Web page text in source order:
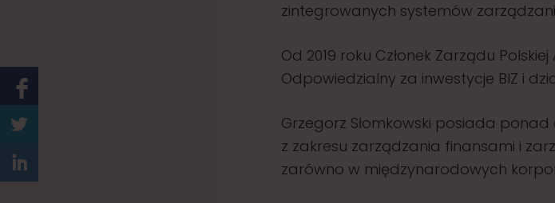
zintegrowanych systemów
Od 2019 roku Członek Zarządu
Odpowiedzialny za inwestycje BIZ i
Grzegorz Słomkowski posiada
z zakresu zarządzania finansami i
zarówno w międzynarodowych